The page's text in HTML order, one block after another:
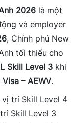
2026 là một
và employer
, Chính phủ New
tối thiểu cho
Skill Level 3 khi
– AEWV.
trí Skill Level 4
Skill Level 3